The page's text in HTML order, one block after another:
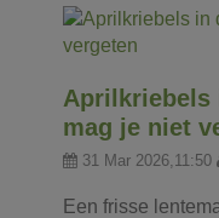
mag je niet
31 Mar 2026,11:50
Een frisse